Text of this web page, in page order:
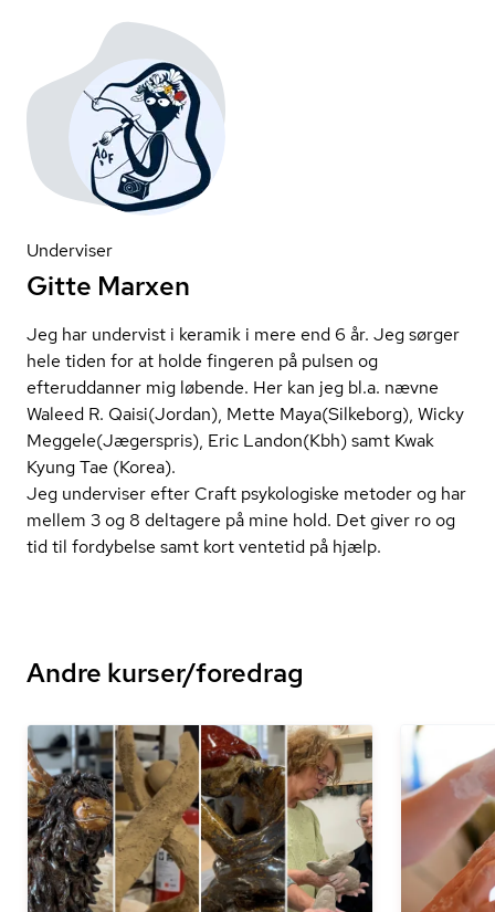
Underviser
Gitte Marxen
Jeg har undervist i keramik i mere end 6 år. Jeg sørger
hele tiden for at holde fingeren på pulsen og
efteruddanner mig løbende. Her kan jeg bl.a. nævne
Waleed R. Qaisi(Jordan), Mette Maya(Silkeborg), Wicky
Meggele(Jægerspris), Eric Landon(Kbh) samt Kwak
Kyung Tae (Korea).
Jeg underviser efter Craft psykologiske metoder og har
mellem 3 og 8 deltagere på mine hold. Det giver ro og
tid til fordybelse samt kort ventetid på hjælp.
Andre kurser/foredrag